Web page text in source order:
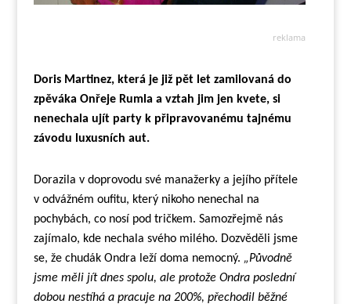
reklama
Doris Martinez, která je již pět let zamilovaná do
zpěváka Onřeje Rumla a vztah jim jen kvete, si
nenechala ujít party k připravovanému tajnému
závodu luxusních aut.
Dorazila v doprovodu své manažerky a jejího přítele
v odvážném oufitu, který nikoho nenechal na
pochybách, co nosí pod tričkem. Samozřejmě nás
zajímalo, kde nechala svého milého. Dozvěděli jsme
se, že chudák Ondra leží doma nemocný. „Původně
jsme měli jít dnes spolu, ale protože Ondra poslední
dobou nestíhá a pracuje na 200%, přechodil běžné